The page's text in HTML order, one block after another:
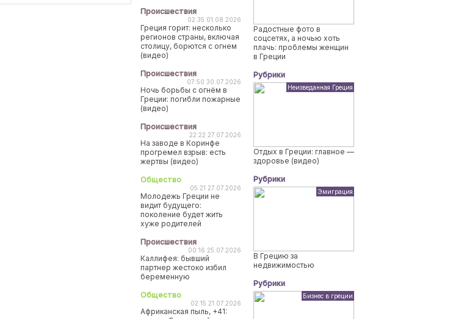
Происшествия
02:35 01.08.2026
Греция горит: несколько
регионов страны, включая
столицу, борются с огнем
(видео)
Происшествия
07:50 30.07.2026
Ночь борьбы с огнём в
Греции: погибли пожарные
(видео)
Происшествия
22:22 27.07.2026
На заводе в Коринфе
прогремел взрыв: есть
жертвы (видео)
Общество
05:21 27.07.2026
Молодежь Греции не
видит будущего:
поколение будет жить
хуже родителей
Происшествия
00:16 25.07.2026
Каллифея: бывший
партнер жестоко избил
беременную
Общество
02:15 21.07.2026
Африканская пыль, +41:
Радостные фото в
соцсетях, а ночью хоть
плачь: проблемы женщин
в Греции
Рубрики
Неизведанная Греция
Отдых в Греции: главное —
здоровье (видео)
Рубрики
Эмиграция
В Грецию за
недвижимостью
Рубрики
Бизнес в греции